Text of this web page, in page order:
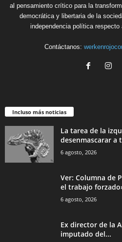
al pensamiento crítico para la
democrática y libertaria de la
independencia política
Contáctanos:
Incluso más noticias
La tarea de la
desenmascarar a
6 agosto, 2026
Ver: Columna de
el trabajo
6 agosto, 2026
Ex director de la
imputado del...